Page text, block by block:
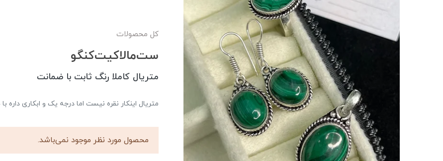
کل محصولات
ست‌مالاکیت‌کنگو
متریال کاملا رنگ ثابت با ضمانت
متریال اینکار‌ نقره نیست اما درجه یک و ابکاری
محصول مورد نظر موجود نمی‌باشد.